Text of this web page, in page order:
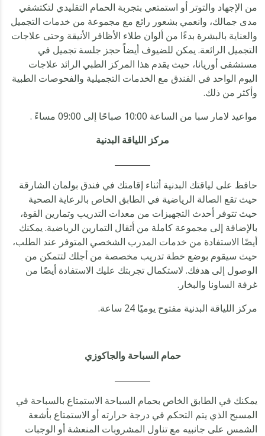
من الإجهاد والتوتر أو استمتعي بتجربة الحمام التقليدي لتكتشفي
مدى جمالك، وانعمي بشعور رائع مع مجموعة من خدمات التجميل
والعناية بالبشرة بدءًا من ألوان طلاء الأظافر الأنيقة وحتى علاجات
التجميل الرائعة. يمكن للضيوف أيضاً حجز جلسة تجميل في
مستشفى أوريانا، حيث يقدم هذا المركز الطبي الرائد علاجات
اليوم الواحد في الفندق مع الخدمات التجميلية والفحوصات الطبية
وأكثر من ذلك.
مواعيد لامار سبا من الساعة 10:00 صباحًا إلى 09:00 مساءً .
مركز اللياقة البدنية
حافظ على لياقتك البدنية أثناء إقامتك في فندق بولمان الشارقة
حيث تقع الصالة الرياضية في الطابق الخاص بالرعاية الصحية
حيث تتوفر أحدث التجهيزات من معدات التدريب وتمارين القوة،
بالإضافة إلى مجموعة كاملة من أثقال التمارين الرياضية. يمكنك
أيضًا الاستفادة من خدمات المدرب الشخصي المتوفر عند الطلب،
حيث سيقوم بوضع خطة تدريب مخصصة من أجلك لتتمكن من
الوصول إلى هدفك. لاستكمال تجربتك عليك الاستفادة أيضًا من
غرفة الساونا والبخار.
مركز اللياقة البدنية مفتوح يوميًا 24 ساعة.
حمام السباحة والجاكوزي
يمكنك في الطابق الخاص بحمام السباحة الاستمتاع بالسباحة في
المسبح الذي يتم التحكم في درجة حرارته أو الاستمتاع بأشعة
الشمس على جانبيه مع تناول المشروبات المنعشة أو الوجبات